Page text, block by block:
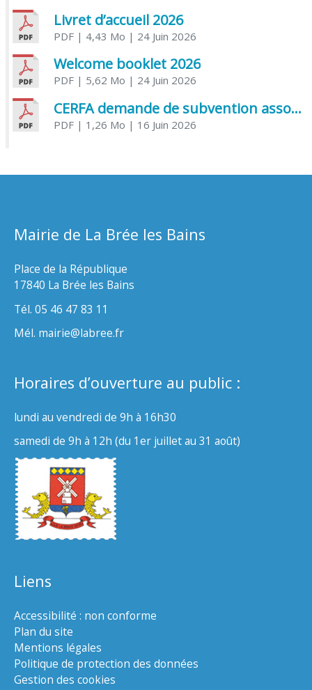
Livret d’accueil 2026
PDF| 4,43 Mo | 24 Juin 2026
Welcome booklet 2026
PDF| 5,62 Mo | 24 Juin 2026
CERFA demande de subvention association
PDF| 1,26 Mo | 16 Juin 2026
Mairie de La Brée les Bains
Place de la République
17840 La Brée les Bains
Tél. 05 46 47 83 11
Mél. mairie@labree.fr
Horaires d’ouverture au public :
lundi au vendredi de 9h à 16h30
samedi de 9h à 12h (du 1er juillet au 31 août)
Liens
Accessibilité : non conforme
Plan du site
Mentions légales
Politique de protection des données
Gestion des cookies